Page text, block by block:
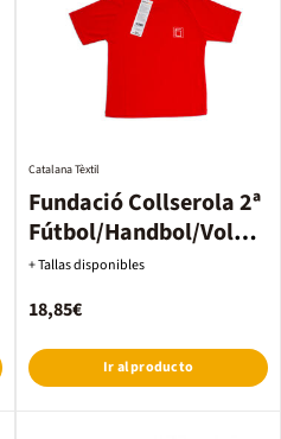
Fundació Collserola 2ª
Fútbol/Handbol/Voley
hombre
Catalana Tèxtil
+ Tallas disponibles
18,85€
Ir al producto